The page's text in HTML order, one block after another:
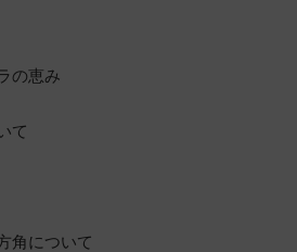
の恵み
て
角について